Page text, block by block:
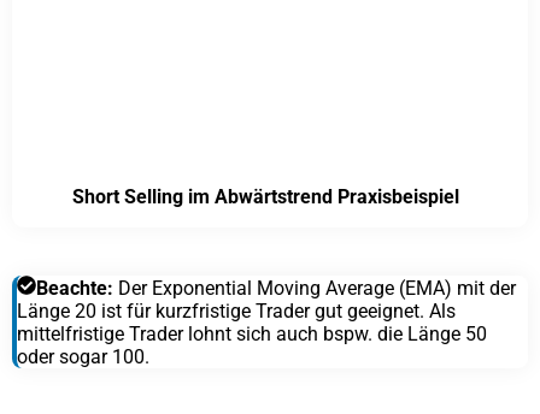
Short Selling im Abwärtstrend Praxisbeispiel
Beachte: Der Exponential Moving Average (EMA) mit der
Länge 20 ist für kurzfristige Trader gut geeignet. Als
mittelfristige Trader lohnt sich auch bspw. die Länge 50
oder sogar 100.